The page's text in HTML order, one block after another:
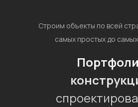
Строим объекты по всей
самых простых до